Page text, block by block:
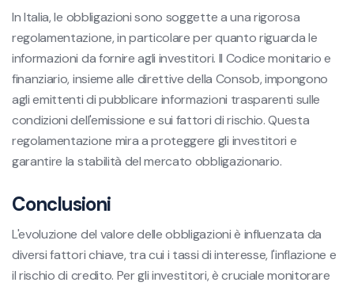
In Italia, le obbligazioni sono soggette a una rigorosa
regolamentazione, in particolare per quanto riguarda le
informazioni da fornire agli investitori. Il Codice monitario e
finanziario, insieme alle direttive della Consob, impongono
agli emittenti di pubblicare informazioni trasparenti sulle
condizioni dell'emissione e sui fattori di rischio. Questa
regolamentazione mira a proteggere gli investitori e
garantire la stabilità del mercato obbligazionario.
Conclusioni
L'evoluzione del valore delle obbligazioni è influenzata da
diversi fattori chiave, tra cui i tassi di interesse, l'inflazione e
il rischio di credito. Per gli investitori, è cruciale monitorare